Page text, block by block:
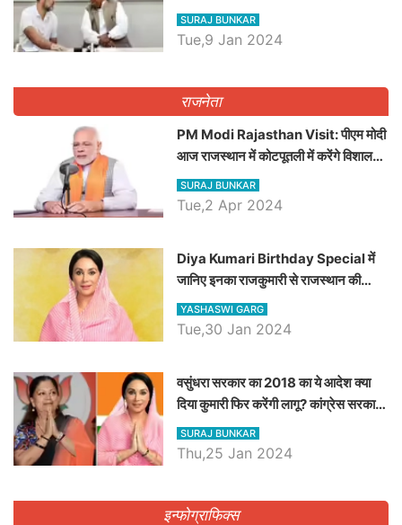
कौन होगा दावेदार
SURAJ BUNKAR
Tue,9 Jan 2024
राजनेता
PM Modi Rajasthan Visit: पीएम मोदी
आज राजस्थान में कोटपूतली में करेंगे विशाल
रैली, एक सभा से 8 सीटों पर साधेगें निशाना
SURAJ BUNKAR
Tue,2 Apr 2024
Diya Kumari Birthday Special में
जानिए इनका राजकुमारी से राजस्थान की
डिप्टी सीएम बनने तक का सफर, एक क्लिक में
जाने पूरा जीवन परिचय
YASHASWI GARG
Tue,30 Jan 2024
वसुंधरा सरकार का 2018 का ये आदेश क्या
दिया कुमारी फिर करेंगी लागू? कांग्रेस सरकार
ने किया था निरस्त
SURAJ BUNKAR
Thu,25 Jan 2024
इन्फोग्राफिक्स